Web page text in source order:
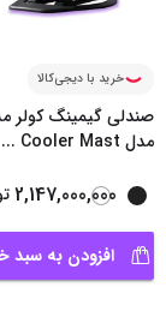
خرید با دیجی‌کالا
صندلی گیمینگ کولر
مدل Cooler Mast
...
2,147,000,000
افزودن به سبد